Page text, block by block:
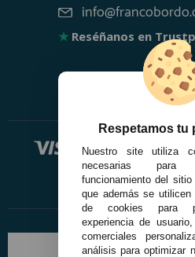
★ Reséñanos en
Respetamos tu
Nuestro site utiliza
necesarias
funcionamiento del
que además se utilicen
de cookies para
experiencia de
comerciales
análisis para optimizar